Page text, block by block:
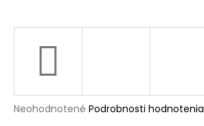
Priemerné
Neohodnotené Podrobnosti hodnotenia
j
?